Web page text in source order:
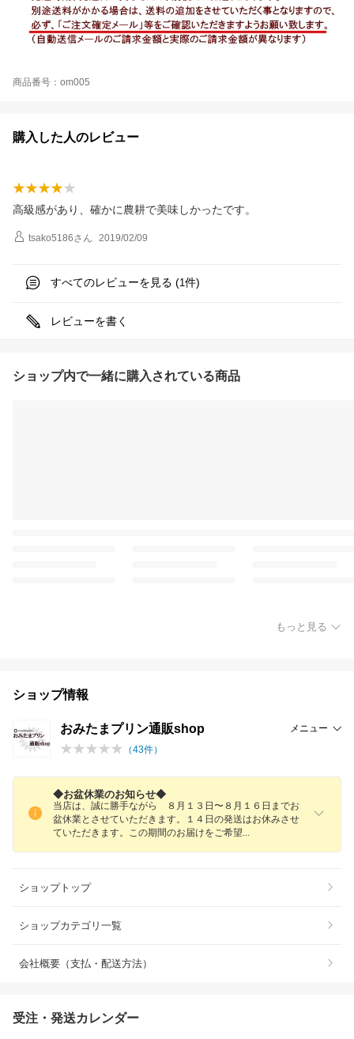
商品番号：om005
購入した人のレビュー
高級感があり、確かに農耕で美味しかったです。
tsako5186さん 2019/02/09
すべてのレビューを見る (1件)
レビューを書く
ショップ内で一緒に購入されている商品
もっと見る
ショップ情報
おみたまプリン通販shop
メニュー
（43件）
◆お盆休業のお知らせ◆
当店は、誠に勝手ながら ８月１３日〜８月１６日までお
盆休業とさせていただきます。１４日の発送はお休みさせ
ていただきます。この期間のお届けをご希望
ショップトップ
ショップカテゴリ一覧
会社概要（支払・配送方法）
受注・発送カレンダー